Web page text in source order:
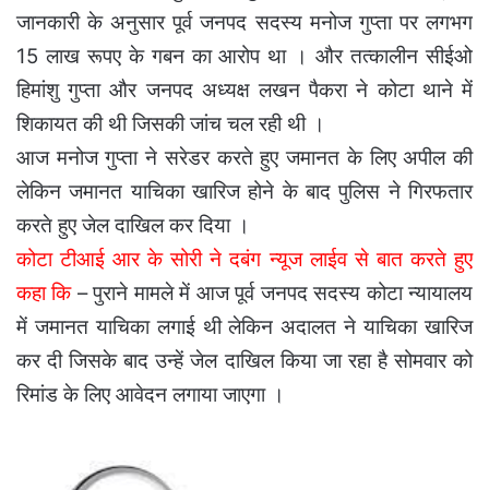
जानकारी के अनुसार पूर्व जनपद सदस्य मनोज गुप्ता पर लगभग
15 लाख रूपए के गबन का आरोप था । और तत्कालीन सीईओ
हिमांशु गुप्ता और जनपद अध्यक्ष लखन पैकरा ने कोटा थाने में
शिकायत की थी जिसकी जांच चल रही थी ।
आज मनोज गुप्ता ने सरेडर करते हुए जमानत के लिए अपील की
लेकिन जमानत याचिका खारिज होने के बाद पुलिस ने गिरफतार
करते हुए जेल दाखिल कर दिया ।
कोटा टीआई आर के सोरी ने दबंग न्यूज लाईव से बात करते हुए
कहा कि– पुराने मामले में आज पूर्व जनपद सदस्य कोटा न्यायालय
में जमानत याचिका लगाई थी लेकिन अदालत ने याचिका खारिज
कर दी जिसके बाद उन्हें जेल दाखिल किया जा रहा है सोमवार को
रिमांड के लिए आवेदन लगाया जाएगा ।